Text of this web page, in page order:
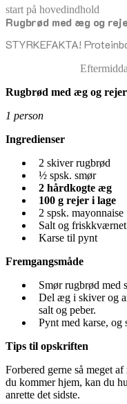
start på hovedindhold
Rugbrød med æg og
STYRKEFAKTA!
senest opdateret 17. april
Rugbrød med æg og rejer
1 person
Ingredienser
2 skiver rugbrød
½ spsk. smør
2 hårdkogte æg
100 g rejer i lage
2 spsk. mayonnaise
Salt og
Karse til pynt
Fremgangsmåde
Smør rugbrød med
Del æg i skiver og
salt og peber.
Pynt med karse, og
Tips til opskriften
Forbered gerne så meget
du kommer hjem, kan du
anrette det sidste.